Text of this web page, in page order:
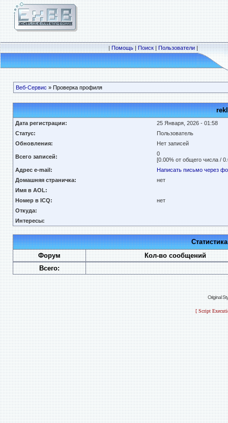
|Помощь|Поиск|Пользователи|
Веб-Сервис » Проверка профиля
Дата регистрации:
25 Января, 2026 - 01:58
Статус:
Пользователь
Обновления:
Нет записей
Всего записей:
0
[0.00% от общего числа /
Адрес e-mail:
Написать письмо через
Домашняя страничка:
нет
Имя в AOL:
Номер в ICQ:
нет
Откуда:
Интересы:
Форум
Кол-во сообщений
Всего:
Original
[ Script